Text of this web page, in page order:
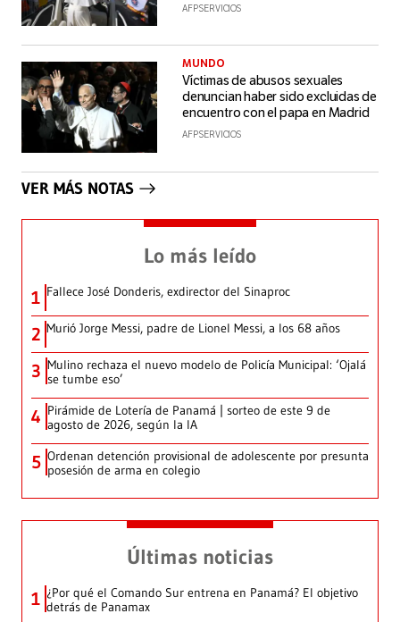
AFP SERVICIOS
MUNDO
Víctimas de abusos sexuales
denuncian haber sido excluidas de
encuentro con el papa en Madrid
AFP SERVICIOS
VER MÁS NOTAS
Lo más leído
1 Fallece José Donderis, exdirector del Sinaproc
2 Murió Jorge Messi, padre de Lionel Messi, a los 68 años
3 Mulino rechaza el nuevo modelo de Policía Municipal: ‘Ojalá
se tumbe eso’
4 Pirámide de Lotería de Panamá | sorteo de este 9 de
agosto de 2026, según la IA
5 Ordenan detención provisional de adolescente por presunta
posesión de arma en colegio
Últimas noticias
1 ¿Por qué el Comando Sur entrena en Panamá? El objetivo
detrás de Panamax